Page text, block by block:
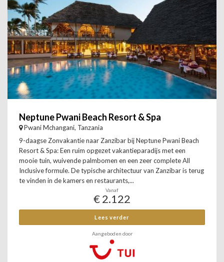
Neptune Pwani Beach Resort & Spa
Pwani Mchangani, Tanzania
9-daagse Zonvakantie naar Zanzibar bij Neptune Pwani Beach
Resort & Spa: Een ruim opgezet vakantieparadijs met een
mooie tuin, wuivende palmbomen en een zeer complete All
Inclusive formule. De typische architectuur van Zanzibar is terug
te vinden in de kamers en restaurants,...
Vanaf
€ 2.122
Lees verder
Aangeboden door